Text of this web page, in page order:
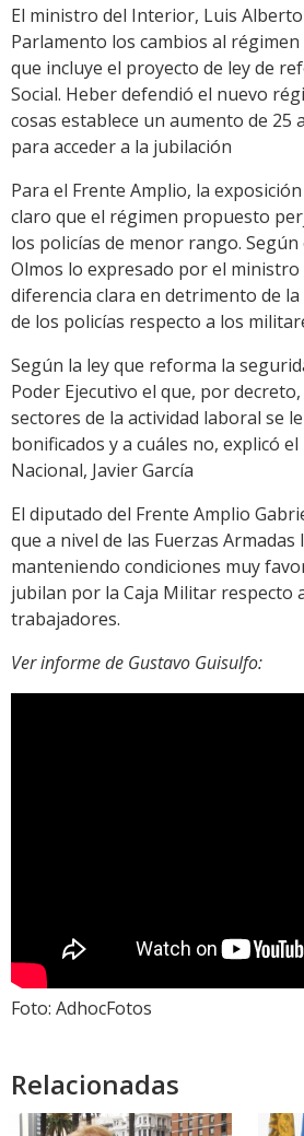
El ministro del Interior, Luis
Parlamento los cambios al
que incluye el proyecto de ley de
Social. Heber defendió el nuevo
cosas establece un aumento de 25
para acceder a la jubilación
Para el Frente Amplio, la
claro que el régimen propuesto
los policías de menor rango.
Olmos lo expresado por el
diferencia clara en detrimento de
de los policías respecto a los
Según la ley que reforma la
Poder Ejecutivo el que, por
sectores de la actividad laboral se
bonificados y a cuáles no, explicó
Nacional, Javier García
El diputado del Frente Amplio
que a nivel de las Fuerzas
manteniendo condiciones muy
jubilan por la Caja Militar respecto
trabajadores.
Ver informe de Gustavo Guisulfo:
Foto: AdhocFotos
Relacionadas